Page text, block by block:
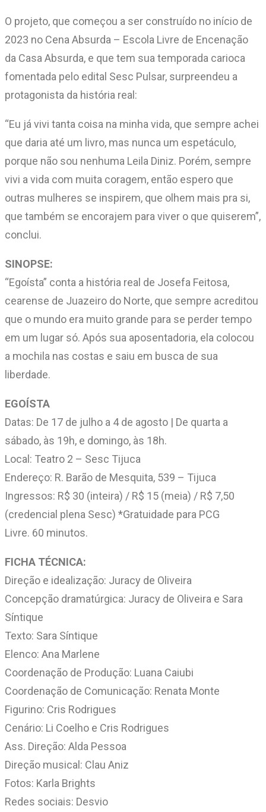
O projeto, que começou a ser construído no início de
2023 no Cena Absurda – Escola Livre de Encenação
da Casa Absurda, e que tem sua temporada carioca
fomentada pelo edital Sesc Pulsar, surpreendeu a
protagonista da história real:
“Eu já vivi tanta coisa na minha vida, que sempre achei
que daria até um livro, mas nunca um espetáculo,
porque não sou nenhuma Leila Diniz. Porém, sempre
vivi a vida com muita coragem, então espero que
outras mulheres se inspirem, que olhem mais pra si,
que também se encorajem para viver o que quiserem”,
conclui.
SINOPSE:
“Egoísta” conta a história real de Josefa Feitosa,
cearense de Juazeiro do Norte, que sempre acreditou
que o mundo era muito grande para se perder tempo
em um lugar só. Após sua aposentadoria, ela colocou
a mochila nas costas e saiu em busca de sua
liberdade.
EGOÍSTA
Datas: De 17 de julho a 4 de agosto | De quarta a
sábado, às 19h, e domingo, às 18h.
Local: Teatro 2 – Sesc Tijuca
Endereço: R. Barão de Mesquita, 539 – Tijuca
Ingressos: R$ 30 (inteira) / R$ 15 (meia) / R$ 7,50
(credencial plena Sesc) *Gratuidade para PCG
Livre. 60 minutos.
FICHA TÉCNICA:
Direção e idealização: Juracy de Oliveira
Concepção dramatúrgica: Juracy de Oliveira e Sara
Síntique
Texto: Sara Síntique
Elenco: Ana Marlene
Coordenação de Produção: Luana Caiubi
Coordenação de Comunicação: Renata Monte
Figurino: Cris Rodrigues
Cenário: Li Coelho e Cris Rodrigues
Ass. Direção: Alda Pessoa
Direção musical: Clau Aniz
Fotos: Karla Brights
Redes sociais: Desvio